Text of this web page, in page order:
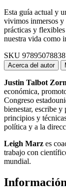
Esta guía actual y
vivimos inmersos y
prácticas y
nuestra vida como
SKU
Acerca del autor
Justin Talbot Zorn
económica,
Congreso
bienestar, escribe
principios y
política y a la
Leigh Marz es
trabajo con
mundial.